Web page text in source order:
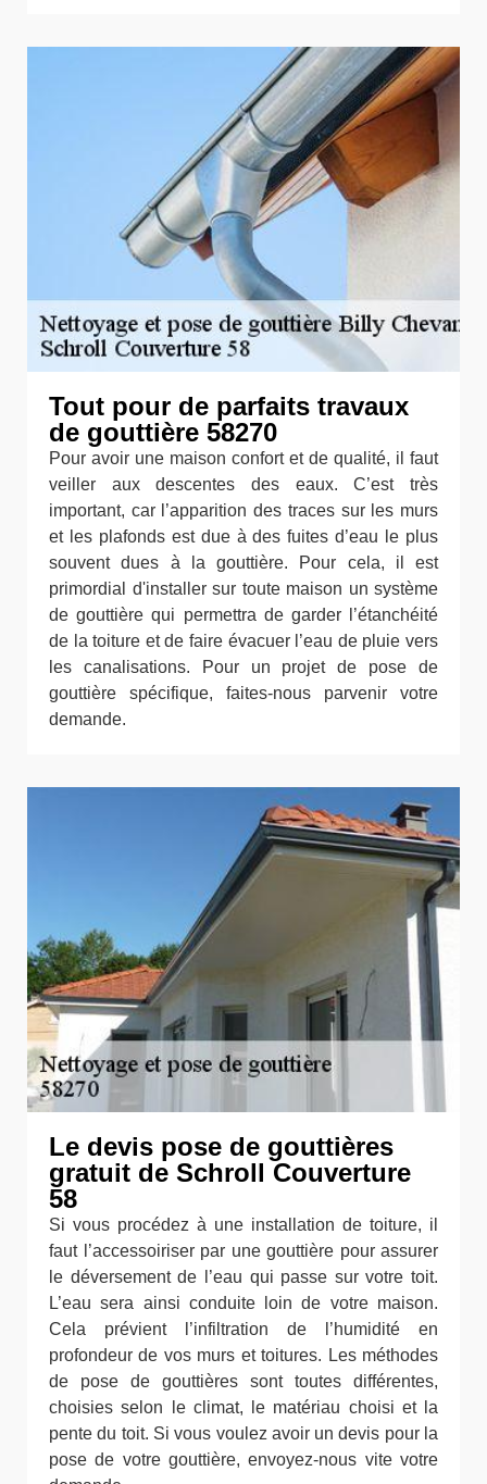
Tout pour de parfaits travaux
de gouttière 58270
Pour avoir une maison confort et de qualité, il faut
veiller aux descentes des eaux. C’est très
important, car l’apparition des traces sur les murs
et les plafonds est due à des fuites d’eau le plus
souvent dues à la gouttière. Pour cela, il est
primordial d'installer sur toute maison un système
de gouttière qui permettra de garder l’étanchéité
de la toiture et de faire évacuer l’eau de pluie vers
les canalisations. Pour un projet de pose de
gouttière spécifique, faites-nous parvenir votre
demande.
Le devis pose de gouttières
gratuit de Schroll Couverture
58
Si vous procédez à une installation de toiture, il
faut l’accessoiriser par une gouttière pour assurer
le déversement de l’eau qui passe sur votre toit.
L’eau sera ainsi conduite loin de votre maison.
Cela prévient l’infiltration de l’humidité en
profondeur de vos murs et toitures. Les méthodes
de pose de gouttières sont toutes différentes,
choisies selon le climat, le matériau choisi et la
pente du toit. Si vous voulez avoir un devis pour la
pose de votre gouttière, envoyez-nous vite votre